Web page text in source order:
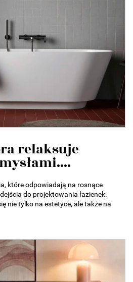
relaksuje
które odpowiadają na rosnące
do projektowania łazienek.
nie tylko na estetyce, ale także na